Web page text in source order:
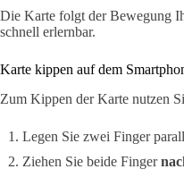
Die Karte folgt der Bewegung
schnell erlernbar.
Karte kippen auf dem
Zum Kippen der Karte nutzen
Legen Sie zwei Finger
Ziehen Sie beide Finger